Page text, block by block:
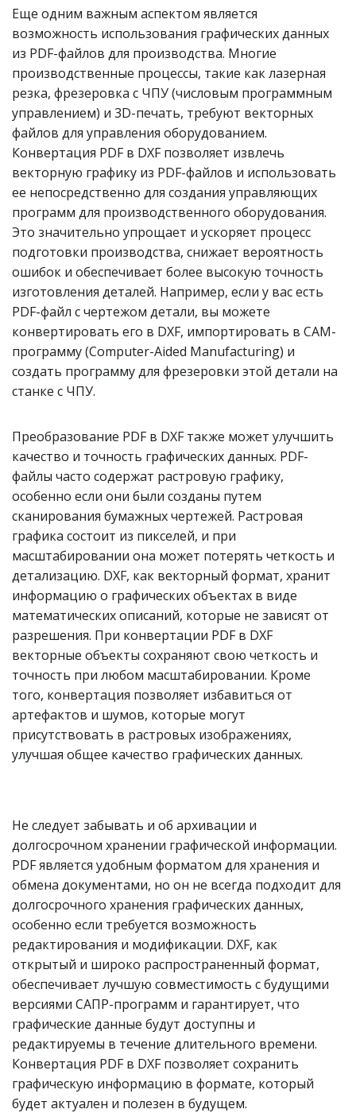
Еще одним важным аспектом является
возможность использования графических данных
из PDF-файлов для производства. Многие
производственные процессы, такие как лазерная
резка, фрезеровка с ЧПУ (числовым программным
управлением) и 3D-печать, требуют векторных
файлов для управления оборудованием.
Конвертация PDF в DXF позволяет извлечь
векторную графику из PDF-файлов и использовать
ее непосредственно для создания управляющих
программ для производственного оборудования.
Это значительно упрощает и ускоряет процесс
подготовки производства, снижает вероятность
ошибок и обеспечивает более высокую точность
изготовления деталей. Например, если у вас есть
PDF-файл с чертежом детали, вы можете
конвертировать его в DXF, импортировать в CAM-
программу (Computer-Aided Manufacturing) и
создать программу для фрезеровки этой детали на
станке с ЧПУ.
Преобразование PDF в DXF также может улучшить
качество и точность графических данных. PDF-
файлы часто содержат растровую графику,
особенно если они были созданы путем
сканирования бумажных чертежей. Растровая
графика состоит из пикселей, и при
масштабировании она может потерять четкость и
детализацию. DXF, как векторный формат, хранит
информацию о графических объектах в виде
математических описаний, которые не зависят от
разрешения. При конвертации PDF в DXF
векторные объекты сохраняют свою четкость и
точность при любом масштабировании. Кроме
того, конвертация позволяет избавиться от
артефактов и шумов, которые могут
присутствовать в растровых изображениях,
улучшая общее качество графических данных.
Не следует забывать и об архивации и
долгосрочном хранении графической информации.
PDF является удобным форматом для хранения и
обмена документами, но он не всегда подходит для
долгосрочного хранения графических данных,
особенно если требуется возможность
редактирования и модификации. DXF, как
открытый и широко распространенный формат,
обеспечивает лучшую совместимость с будущими
версиями САПР-программ и гарантирует, что
графические данные будут доступны и
редактируемы в течение длительного времени.
Конвертация PDF в DXF позволяет сохранить
графическую информацию в формате, который
будет актуален и полезен в будущем.